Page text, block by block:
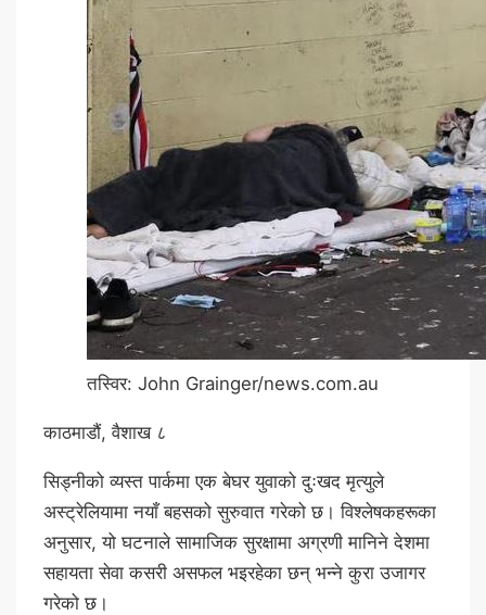
तस्विर: John Grainger/news.com.au
काठमाडौं, वैशाख ८
सिड्नीको व्यस्त पार्कमा एक बेघर युवाको दुःखद मृत्युले
अस्ट्रेलियामा नयाँ बहसको सुरुवात गरेको छ। विश्लेषकहरूका
अनुसार, यो घटनाले सामाजिक सुरक्षामा अग्रणी मानिने देशमा
सहायता सेवा कसरी असफल भइरहेका छन् भन्ने कुरा उजागर
गरेको छ।